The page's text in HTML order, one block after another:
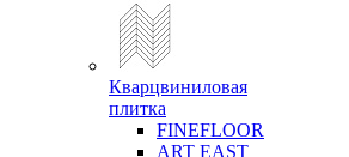
Кварцвиниловая
плитка
FINEFLOOR
ART EAST